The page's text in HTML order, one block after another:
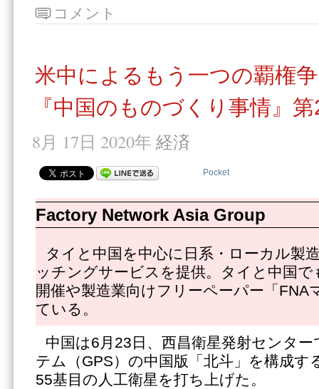
コメント
米中によるもう一つの覇権
『中国のものづくり事情』
8月 17日 2020年 経済
Pocket
Factory Network Asia Group
タイと中国を中心に日系・ローカル製
ッチングサービスを提供。タイと中国
開催や製造業向けフリーペーパー「FNA
ている。
中国は6月23日、西昌衛星発射センタ
テム（GPS）の中国版「北斗」を構成す
55基目の人工衛星を打ち上げた。